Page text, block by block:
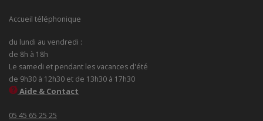
Accueil téléphonique
du lundi au vendredi :
de 8h à 18h
Le samedi et pendant les vacances d'été
de 9h30 à 12h30 et de 13h30 à 17h30
Aide & Contact
05 45 65 25 25